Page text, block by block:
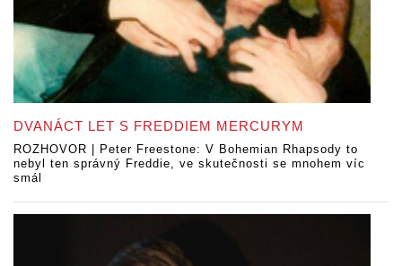
DVANÁCT LET S FREDDIEM MERCURYM
ROZHOVOR | Peter Freestone: V Bohemian Rhapsody to
nebyl ten správný Freddie, ve skutečnosti se mnohem víc
smál